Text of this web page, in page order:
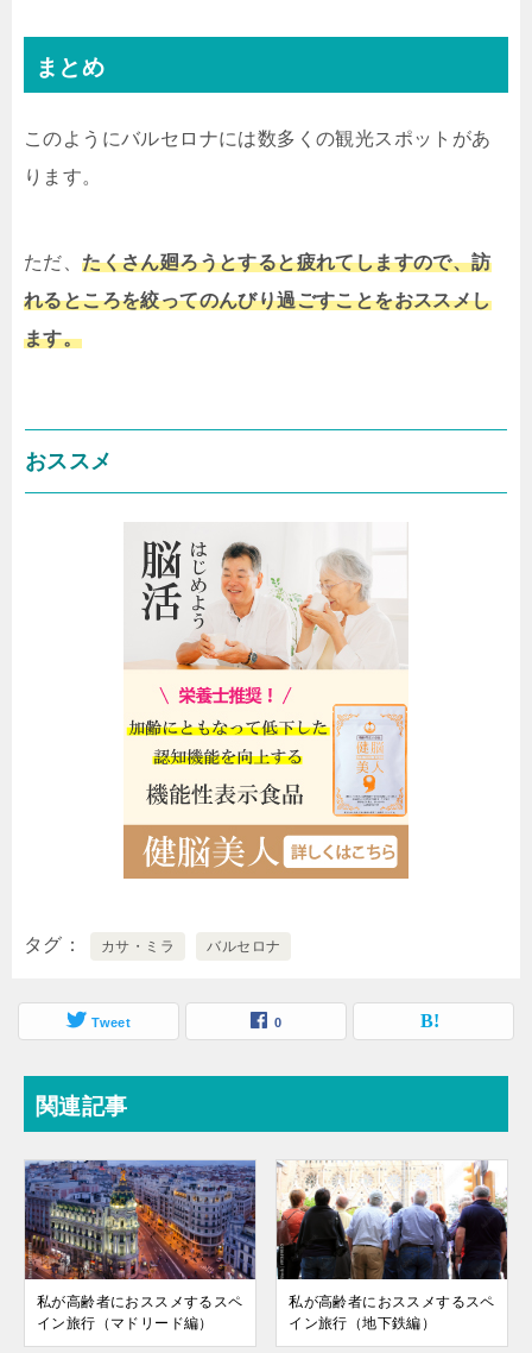
まとめ
このようにバルセロナには数多くの観光スポットがあ
ります。
ただ、たくさん廻ろうとすると疲れてしますので、訪
れるところを絞ってのんびり過ごすことをおススメし
ます。
おススメ
タグ カサ・ミラ バルセロナ
Tweet 0
関連記事
私が高齢者におススメするスペ
イン旅行（マドリード編）
私が高齢者におススメするスペ
イン旅行（地下鉄編）